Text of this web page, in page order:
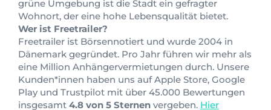
grüne Umgebung ist die Stadt ein gefragter
Wohnort, der eine hohe Lebensqualität bietet.
Wer ist Freetrailer?
Freetrailer ist Börsennotiert und wurde 2004 in
Dänemark gegründet. Pro Jahr führen wir mehr als
eine Million Anhängervermietungen durch. Unsere
Kunden*innen haben uns auf Apple Store, Google
Play und Trustpilot mit über 45.000 Bewertungen
insgesamt 4.8 von 5 Sternen vergeben. Hier